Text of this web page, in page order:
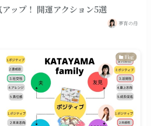
ップ！ 開運アクション5選
夢育の母
Blog